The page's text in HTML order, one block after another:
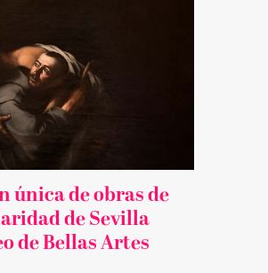
única de obras de
de Sevilla
de Bellas Artes